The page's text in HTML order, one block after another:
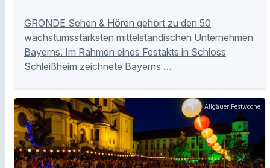
GRONDE Sehen & Hören gehört zu den 50
wachstumsstärksten mittelständischen Unternehmen
Bayerns. Im Rahmen eines Festakts in Schloss
Schleißheim zeichnete Bayerns …
Allgäuer Festwoche